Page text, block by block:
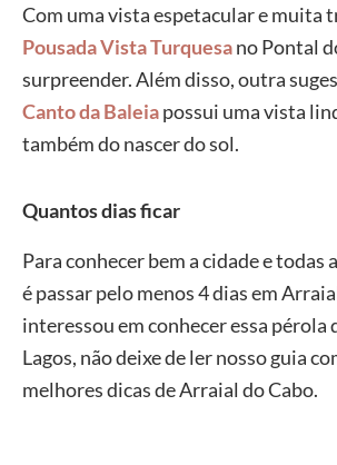
Com uma vista espetacular e muita
Pousada Vista Turquesano Pontal
surpreender. Além disso, outra
Canto da Baleiapossui uma vista
também do nascer do sol.
Quantos dias ficar
Para conhecer bem a cidade e todas
é passar pelo menos 4 dias em
interessou em conhecer essa pérola
Lagos, não deixe de ler nosso guia
melhores dicas de Arraial do Cabo.